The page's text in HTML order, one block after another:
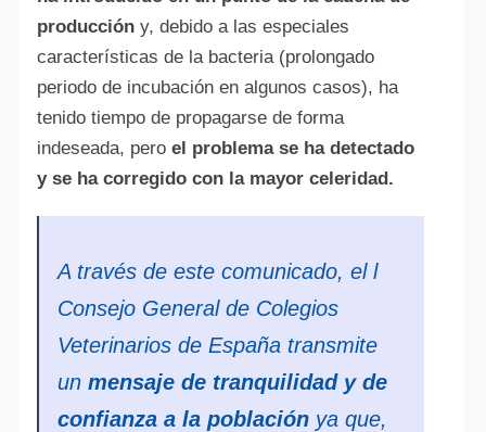
produccióny, debido a las especiales
características de la bacteria (prolongado
periodo de incubación en algunos casos), ha
tenido tiempo de propagarse de forma
indeseada, pero el problema se ha detectado
y se ha corregido con la mayor celeridad.
A través de este comunicado, el l
Consejo General de Colegios
Veterinarios de España transmite
unmensaje de tranquilidad y de
confianza a la población ya que,